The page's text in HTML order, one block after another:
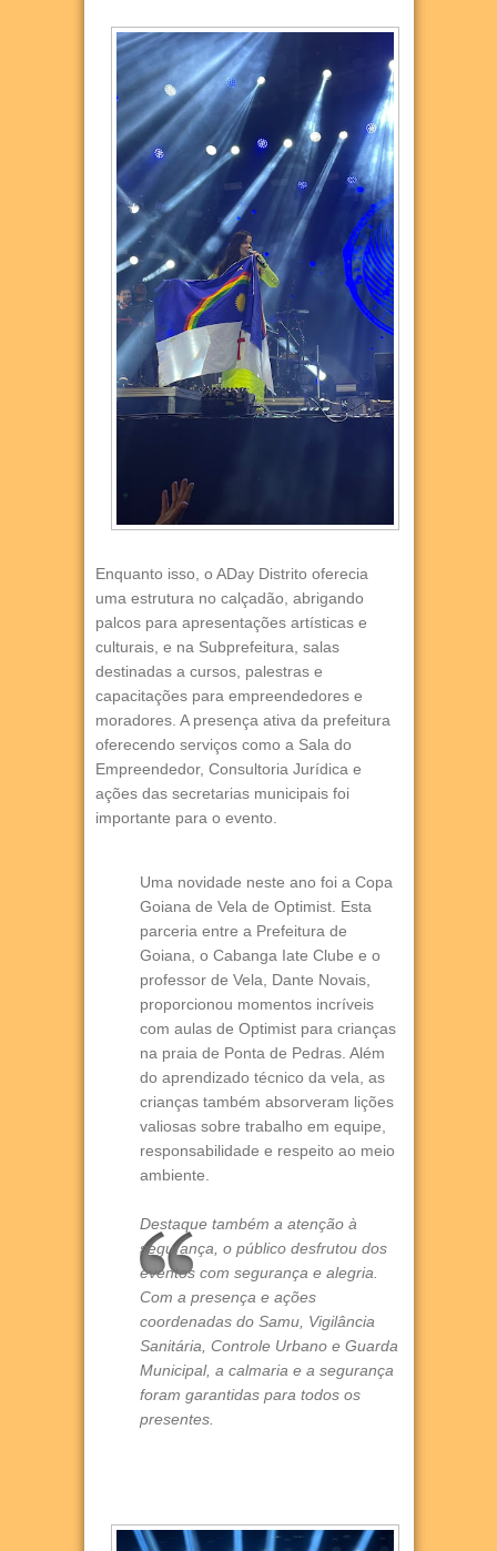
Enquanto isso, o ADay Distrito oferecia
uma estrutura no calçadão, abrigando
palcos para apresentações artísticas e
culturais, e na Subprefeitura, salas
destinadas a cursos, palestras e
capacitações para empreendedores e
moradores. A presença ativa da prefeitura
oferecendo serviços como a Sala do
Empreendedor, Consultoria Jurídica e
ações das secretarias municipais foi
importante para o evento.
Uma novidade neste ano foi a Copa
Goiana de Vela de Optimist. Esta
parceria entre a Prefeitura de
Goiana, o Cabanga Iate Clube e o
professor de Vela, Dante Novais,
proporcionou momentos incríveis
com aulas de Optimist para crianças
na praia de Ponta de Pedras. Além
do aprendizado técnico da vela, as
crianças também absorveram lições
valiosas sobre trabalho em equipe,
responsabilidade e respeito ao meio
ambiente.
Destaque também a atenção à
segurança, o público desfrutou dos
eventos com segurança e alegria.
Com a presença e ações
coordenadas do Samu, Vigilância
Sanitária, Controle Urbano e Guarda
Municipal, a calmaria e a segurança
foram garantidas para todos os
presentes.